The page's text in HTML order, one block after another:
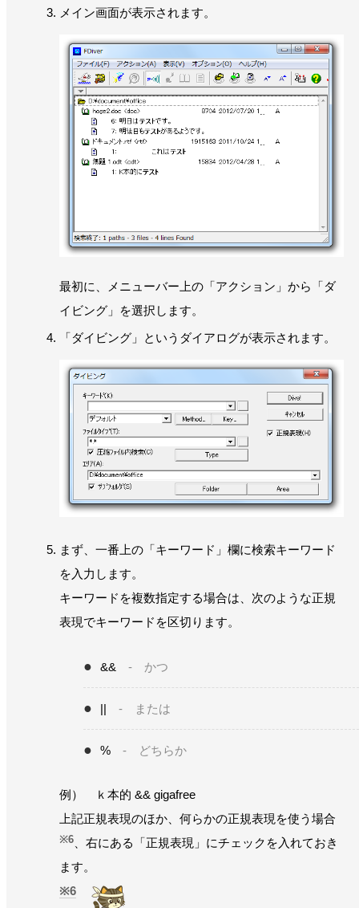
メイン画面が表示されます。
最初に、メニューバー上の「アクション」から「ダ
イビング」を選択します。
「ダイビング」というダイアログが表示されます。
まず、一番上の「キーワード」欄に検索キーワード
を入力します。
キーワードを複数指定する場合は、次のような正規
表現でキーワードを区切ります。
&& - かつ
|| - または
% - どちらか
例） ｋ本的 && gigafree
上記正規表現のほか、何らかの正規表現を使う場合
※6 、右にある「正規表現」にチェックを入れておき
ます。
6